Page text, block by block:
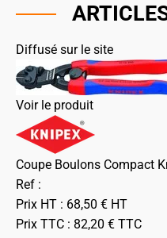
Diffusé sur le site
Voir le produit
Coupe Boulons Compact
Ref :
Prix HT : 68,50 € HT
Prix TTC : 82,20 € TTC